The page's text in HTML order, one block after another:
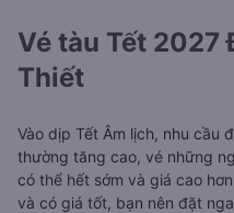
Vé tàu Tết 2027
Thiết
Vào dịp Tết Âm lịch, nhu cầu
thường tăng cao, vé những
có thể hết sớm và giá cao
và có giá tốt, bạn nên đặt